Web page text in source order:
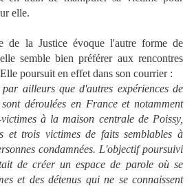
elle.
de la Justice évoque l'autre forme de
semble bien préférer aux rencontres
poursuit en effet dans son courrier :
ailleurs que d'autres expériences de
déroulées en France et notamment
à la maison centrale de Poissy,
et trois victimes de faits semblables à
condamnées. L'objectif poursuivi
de créer un espace de parole où se
et des détenus qui ne se connaissent